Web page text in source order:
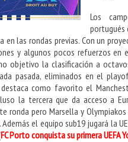
Los
portugués
en las rondas previas. Con un
y algunos pocos refuerzos
objetivo la clasificación a
pasada, eliminados en el
destaca como favorito el
la tercera que da acceso a
ronda pero Marsella y
el equipo sub19 jugará la
FC Porto conquista su primera UEFA